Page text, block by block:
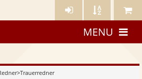
Künstler- Künstler Meine
MENU
>Trauerredner